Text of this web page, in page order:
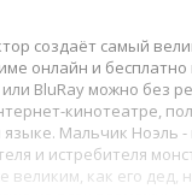
создаёт самый
онлайн и
или BluRay можно без
кинотеатре,
Мальчик Ноэль -
и истребителя
великим, как его дед,